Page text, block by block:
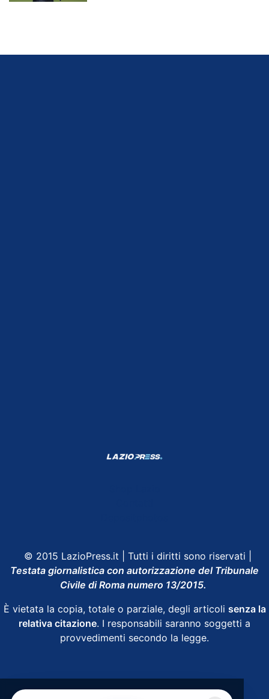
© 2015 LazioPress.it | Tutti i diritti sono riservati |
Testata giornalistica con autorizzazione del Tribunale
Civile di Roma numero 13/2015.
È vietata la copia, totale o parziale, degli articoli senza la
relativa citazione. I responsabili saranno soggetti a
provvedimenti secondo la legge.